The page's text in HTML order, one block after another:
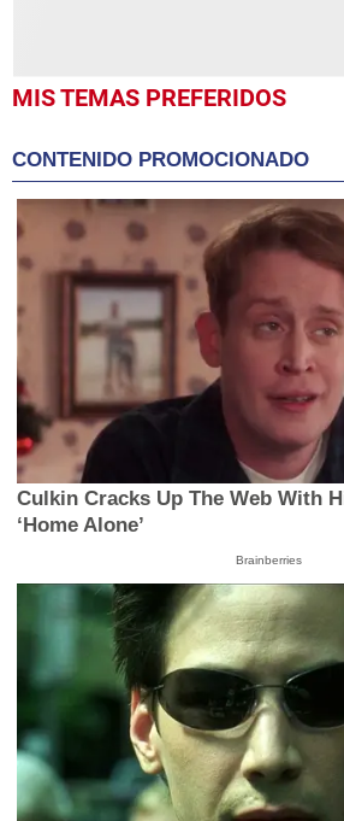
MIS TEMAS PREFERIDOS
CONTENIDO PROMOCIONADO
Culkin Cracks Up The Web With
‘Home Alone’
Brainberries